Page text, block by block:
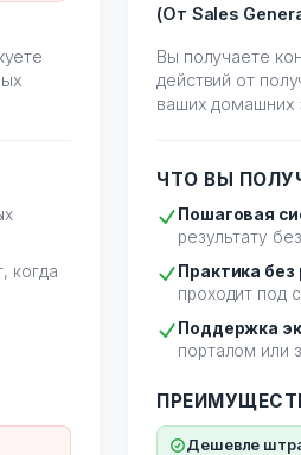
когда
(От Sales
Вы получаете
действий от
ваших домашних
ЧТО ВЫ
Пошаговая
результату
Практика без
проходит под
Поддержка
порталом или
Дешевле